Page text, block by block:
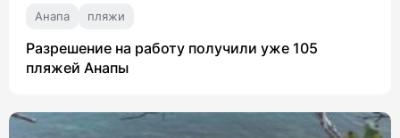
Анапа пляжи
Разрешение на работу получили уже 105
пляжей Анапы